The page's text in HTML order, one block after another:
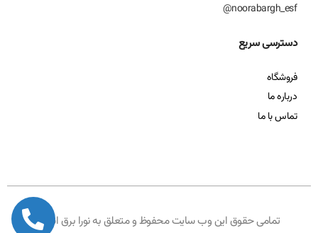
noorabargh_esf@
دسترسی سریع
فروشگاه
درباره ما
تماس با ما
تمامی حقوق این وب سایت محفوظ و متعلق به نورا برق است